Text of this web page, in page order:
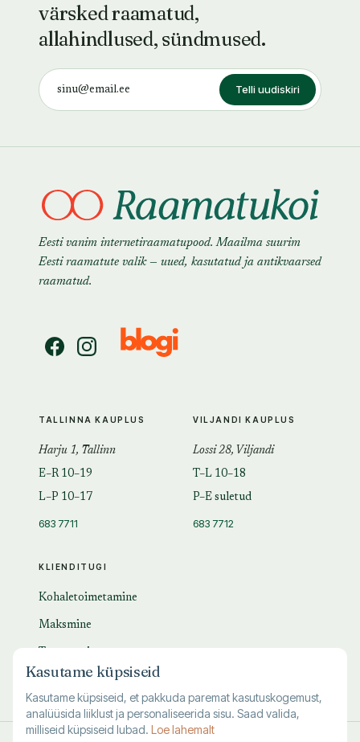
värsked raamatud,
allahindlused, sündmused.
Telli uudiskiri
Eesti vanim internetiraamatupood. Maailma suurim
Eesti raamatute valik — uued, kasutatud ja antikvaarsed
raamatud.
KLIENDITUGI
Kohaletoimetamine
Maksmine
KKK
TALLINNA KAUPLUS
Harju 1, Tallinn
E–R 10–19
L–P 10–17
683 7711
VILJANDI KAUPLUS
Lossi 28, Viljandi
T–L 10–18
P–E suletud
683 7712
Kasutame küpsiseid
Kasutame küpsiseid, et pakkuda paremat kasutuskogemust,
analüüsida liiklust ja personaliseerida sisu. Saad valida,
milliseid küpsiseid lubad. Loe lahemalt